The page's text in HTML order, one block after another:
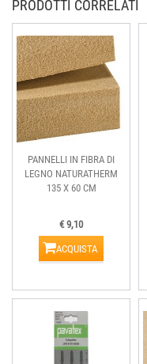
PRODOTTI CORRELATI
PANNELLI IN FIBRA DI
LEGNO NATURATHERM
135 X 60 CM
€ 9,10
ACQUISTA